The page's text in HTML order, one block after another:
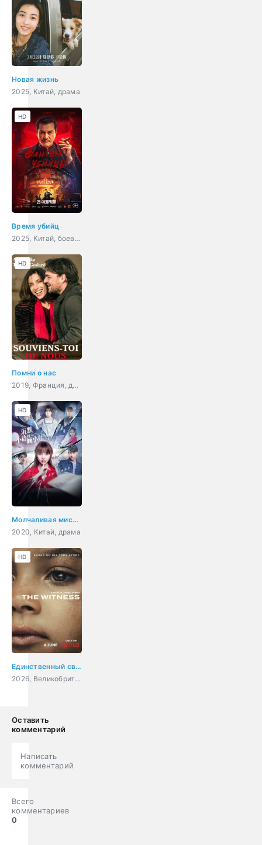
Новая жизнь
2025, Китай, драма
Время убийц
2025, Китай, боевик, драма, военный, история
HD
Помни о нас
2019, Франция, драма
HD
Молчаливая мисс Гу
2020, Китай, драма
HD
Единственный свидетель
2026, Великобритания, США, драма, криминал
HD
Оставить
комментарий
Написать
комментарий
Всего
комментариев
0